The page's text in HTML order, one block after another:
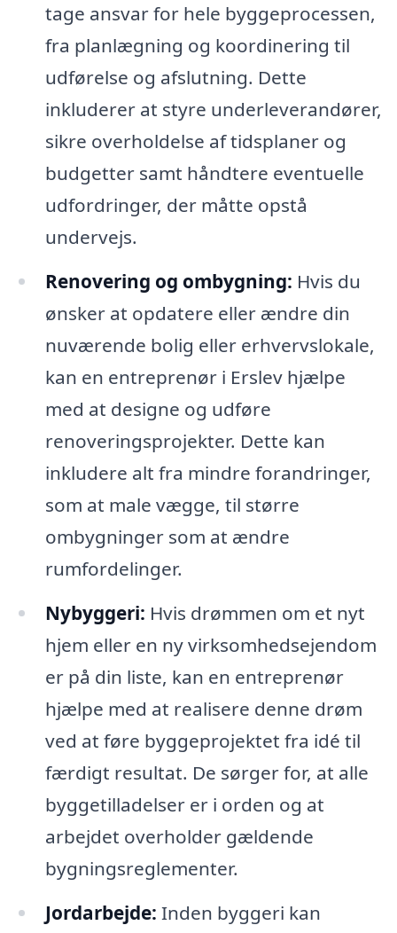
tage ansvar for hele byggeprocessen,
fra planlægning og koordinering til
udførelse og afslutning. Dette
inkluderer at styre underleverandører,
sikre overholdelse af tidsplaner og
budgetter samt håndtere eventuelle
udfordringer, der måtte opstå
undervejs.
Renovering og ombygning: Hvis du
ønsker at opdatere eller ændre din
nuværende bolig eller erhvervslokale,
kan en entreprenør i Erslev hjælpe
med at designe og udføre
renoveringsprojekter. Dette kan
inkludere alt fra mindre forandringer,
som at male vægge, til større
ombygninger som at ændre
rumfordelinger.
Nybyggeri: Hvis drømmen om et nyt
hjem eller en ny virksomhedsejendom
er på din liste, kan en entreprenør
hjælpe med at realisere denne drøm
ved at føre byggeprojektet fra idé til
færdigt resultat. De sørger for, at alle
byggetilladelser er i orden og at
arbejdet overholder gældende
bygningsreglementer.
Jordarbejde: Inden byggeri kan